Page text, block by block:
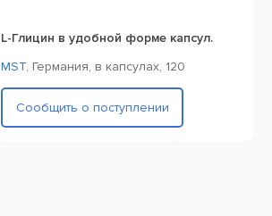
L-Глицин в удобной форме капсул.
MST, Германия, в капсулах, 120
Сообщить о поступлении